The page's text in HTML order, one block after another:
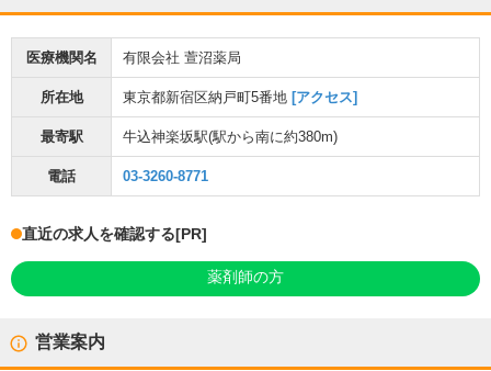
医療機関名 有限会社 萱沼薬局
所在地 東京都新宿区納戸町5番地 [アクセス]
最寄駅 牛込神楽坂駅(駅から南に約380m)
電話 03-3260-8771
直近の求人を確認する[PR]
薬剤師の方
営業案内